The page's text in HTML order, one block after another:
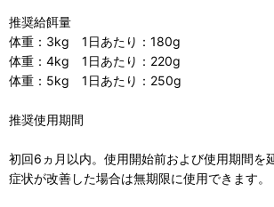
推奨給餌量
体重：3kg 1日あたり：180g
体重：4kg 1日あたり：220g
体重：5kg 1日あたり：250g
推奨使用期間
初回6ヵ月以内。使用開始前および使用期間を
症状が改善した場合は無期限に使用できます。